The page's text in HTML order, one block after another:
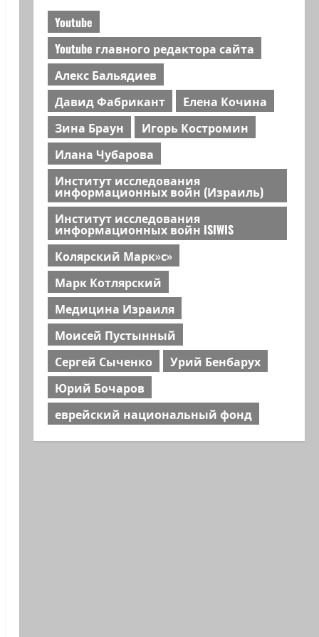
Youtube
Youtube главного редактора сайта
Алекс Бальядиев
Давид Фабрикант
Елена Кочина
Зина Браун
Игорь Костромин
Илана Чубарова
Институт исследования
информационных войн (Израиль)
Институт исследования
информационных войн ISIWIS
Колярский Марк»с»
Марк Котлярский
Медицина Израиля
Моисей Пустынный
Сергей Сыченко
Урий Бенбарух
Юрий Бочаров
еврейский национальный фонд